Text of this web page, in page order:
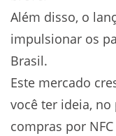
Além disso, o
impulsionar os
Brasil.
Este mercado
você ter ideia, no
compras por